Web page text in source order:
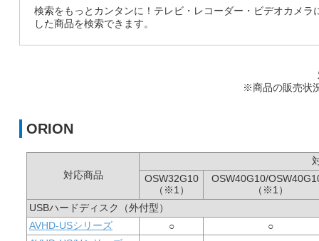
検索をもっとカンタンに！テレビ・レコーダー・ビデオカメラ
した商品を検索できます。
※商品の販売状
ORION
対応商品
OSW32G10
（※1）
OSW40G10/
（※1）
USBハードディスク（外付型）
AVHD-USシリーズ
○
○